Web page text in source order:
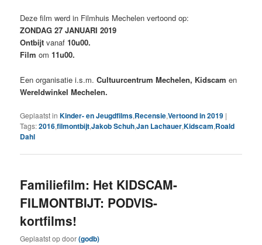
Deze film werd in Filmhuis Mechelen vertoond op:
ZONDAG 27 JANUARI 2019
Ontbijt vanaf10u00.
Film om11u00.
Een organisatie i.s.m. Cultuurcentrum Mechelen, Kidscamen
Wereldwinkel Mechelen.
Geplaatst in Kinder- en Jeugdfilms,Recensie,Vertoond in 2019 |
Tags:2016,filmontbijt,Jakob Schuh,Jan Lachauer,Kidscam,Roald
Dahl
Familiefilm: Het KIDSCAM-
FILMONTBIJT: PODVIS-
kortfilms!
Geplaatst opdoor(godb)